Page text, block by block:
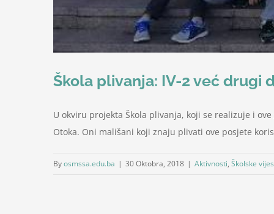
Škola plivanja: IV-2 već drugi
U okviru projekta Škola plivanja, koji se realizuje i
Otoka. Oni mališani koji znaju plivati ove posjete
Byosmssa.edu.ba | 30 Oktobra, 2018 | Aktivnosti, Školske